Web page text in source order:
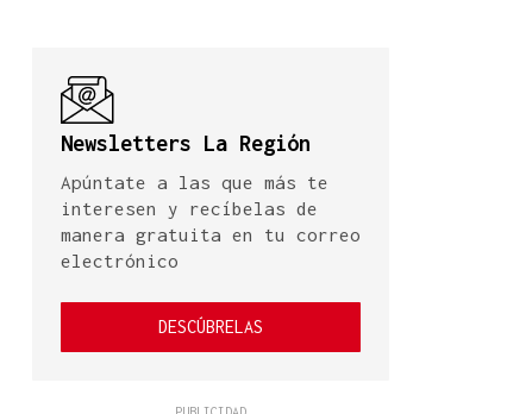
Newsletters La Región
Apúntate a las que más te
interesen y recíbelas de
manera gratuita en tu correo
electrónico
DESCÚBRELAS